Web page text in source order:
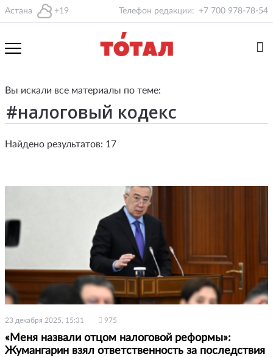
Астана +19 Телефон редакции: +7 700 978-78-54
Вы искали все материалы по теме:
Найдено результатов: 17
23 декабря 2025, 15:31 975
«Меня назвали отцом налоговой реформы»:
Жумангарин взял ответственность за последствия